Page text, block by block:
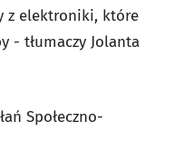
z elektroniki, które
- tłumaczy Jolanta
Społeczno-